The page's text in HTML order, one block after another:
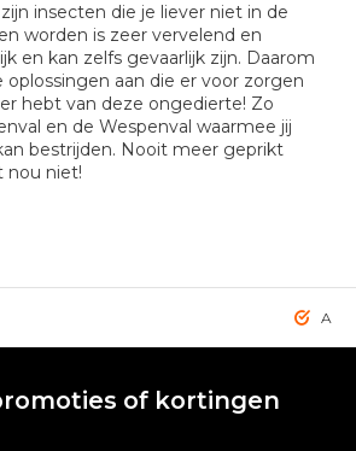
insecten die je liever niet in de
worden is zeer vervelend en
en kan zelfs gevaarlijk zijn. Daarom
aan die er voor zorgen
hebt van deze ongedierte! Zo
en de Wespenval waarmee jij
bestrijden. Nooit meer geprikt
nou niet!
Altijd de
of kortingen